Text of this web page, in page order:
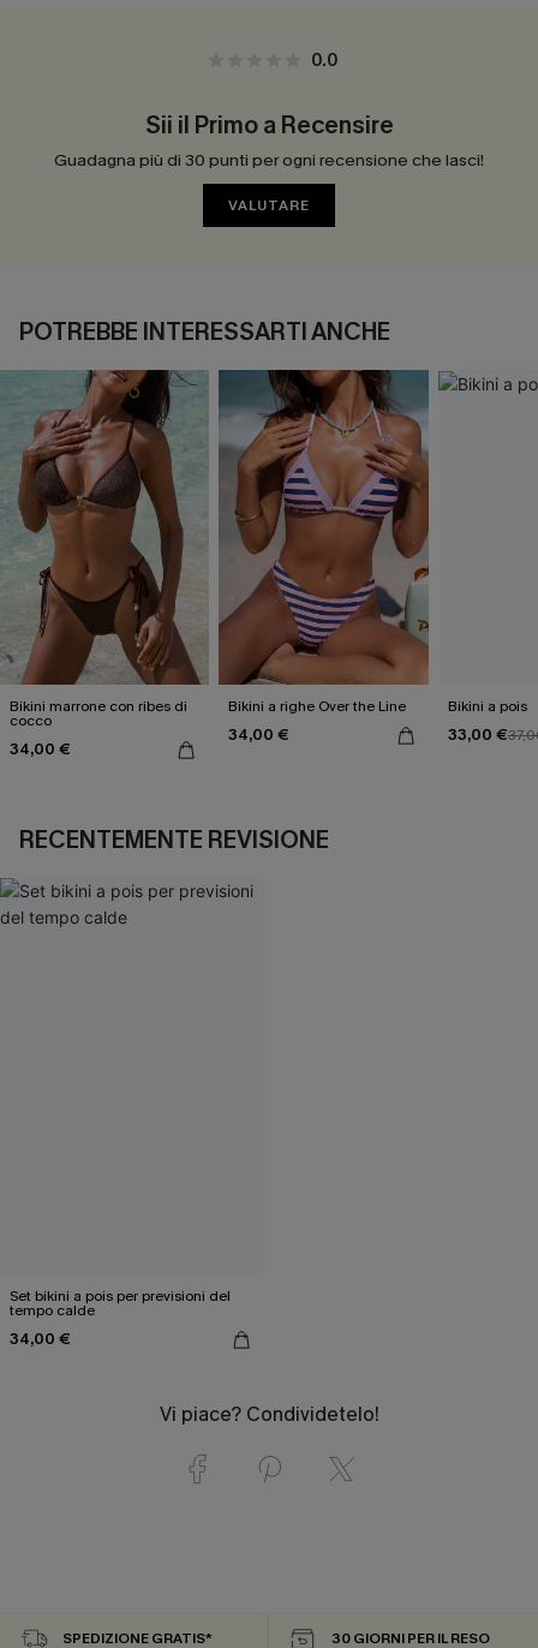
0.0
Sii il Primo a Recensire
Guadagna più di 30 punti per ogni recensione che lasci!
VALUTARE
POTREBBE INTERESSARTI ANCHE
Bikini marrone con ribes di
cocco
34,00 €
Bikini a righe Over the Line
34,00 €
Bikini a pois
33,00 €
RECENTEMENTE REVISIONE
Set bikini a pois per previsioni del
tempo calde
34,00 €
Vi piace? Condividetelo!
SPEDIZIONE GRATIS* 30 GIORNI PER IL RESO